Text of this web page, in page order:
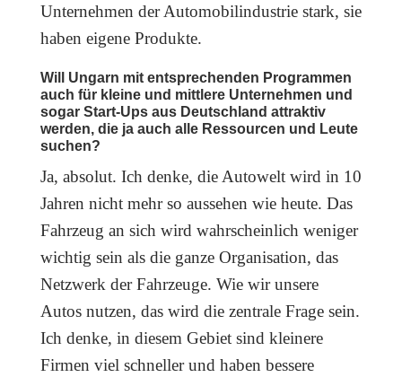
Unternehmen der Automobilindustrie stark, sie
haben eigene Produkte.
Will Ungarn mit entsprechenden Programmen
auch für kleine und mittlere Unternehmen und
sogar Start-Ups aus Deutschland attraktiv
werden, die ja auch alle Ressourcen und Leute
suchen?
Ja, absolut. Ich denke, die Autowelt wird in 10
Jahren nicht mehr so aussehen wie heute. Das
Fahrzeug an sich wird wahrscheinlich weniger
wichtig sein als die ganze Organisation, das
Netzwerk der Fahrzeuge. Wie wir unsere
Autos nutzen, das wird die zentrale Frage sein.
Ich denke, in diesem Gebiet sind kleinere
Firmen viel schneller und haben bessere